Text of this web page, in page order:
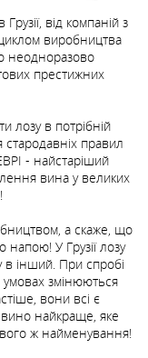
від компаній з
виробництва
неодноразово
престижних
лозу в потрібній
стародавніх правил
- найстаріший
вина у великих
а скаже, що
У Грузії лозу
в інший. При спробі
змінюються
вони всі є
найкраще, яке
ж найменування!